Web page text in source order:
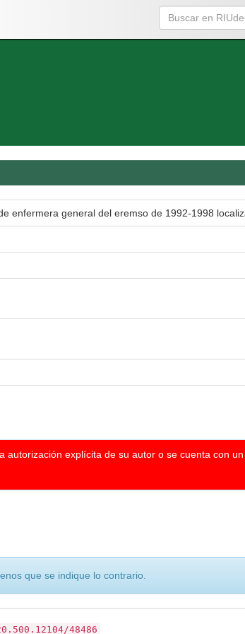
enfermera general del eremso de 1992-1998
explícita de su autor o se cuenta con
que se indique lo contrario.
48486